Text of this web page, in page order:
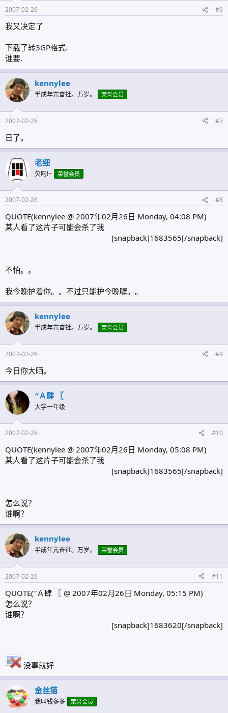
2007-02-26 #6
我又决定了
下载了转3GP格式.
谁要.
kennylee
半成年亢奋社。万岁。 荣誉会员
2007-02-26 #7
日了。
老细
欠叼!~ 荣誉会员
2007-02-26 #8
QUOTE(kennylee @ 2007年02月26日 Monday, 04:08 PM)
某人看了这片子可能会杀了我
[snapback]1683565[/snapback]​
不怕。。
我今晚护着你。。不过只能护今晚喔。。
kennylee
半成年亢奋社。万岁。 荣誉会员
2007-02-26 #9
今日你大晒。
″Ａ肆 〖
大学一年级
2007-02-26 #10
QUOTE(kennylee @ 2007年02月26日 Monday, 05:08 PM)
某人看了这片子可能会杀了我
[snapback]1683565[/snapback]​
怎么说？
谁啊？
kennylee
半成年亢奋社。万岁。 荣誉会员
2007-02-26 #11
QUOTE(″Ａ肆 〖 @ 2007年02月26日 Monday, 05:15 PM)
怎么说？
谁啊？
[snapback]1683620[/snapback]​
没事就好
金丝猫
我叫钱多多 荣誉会员